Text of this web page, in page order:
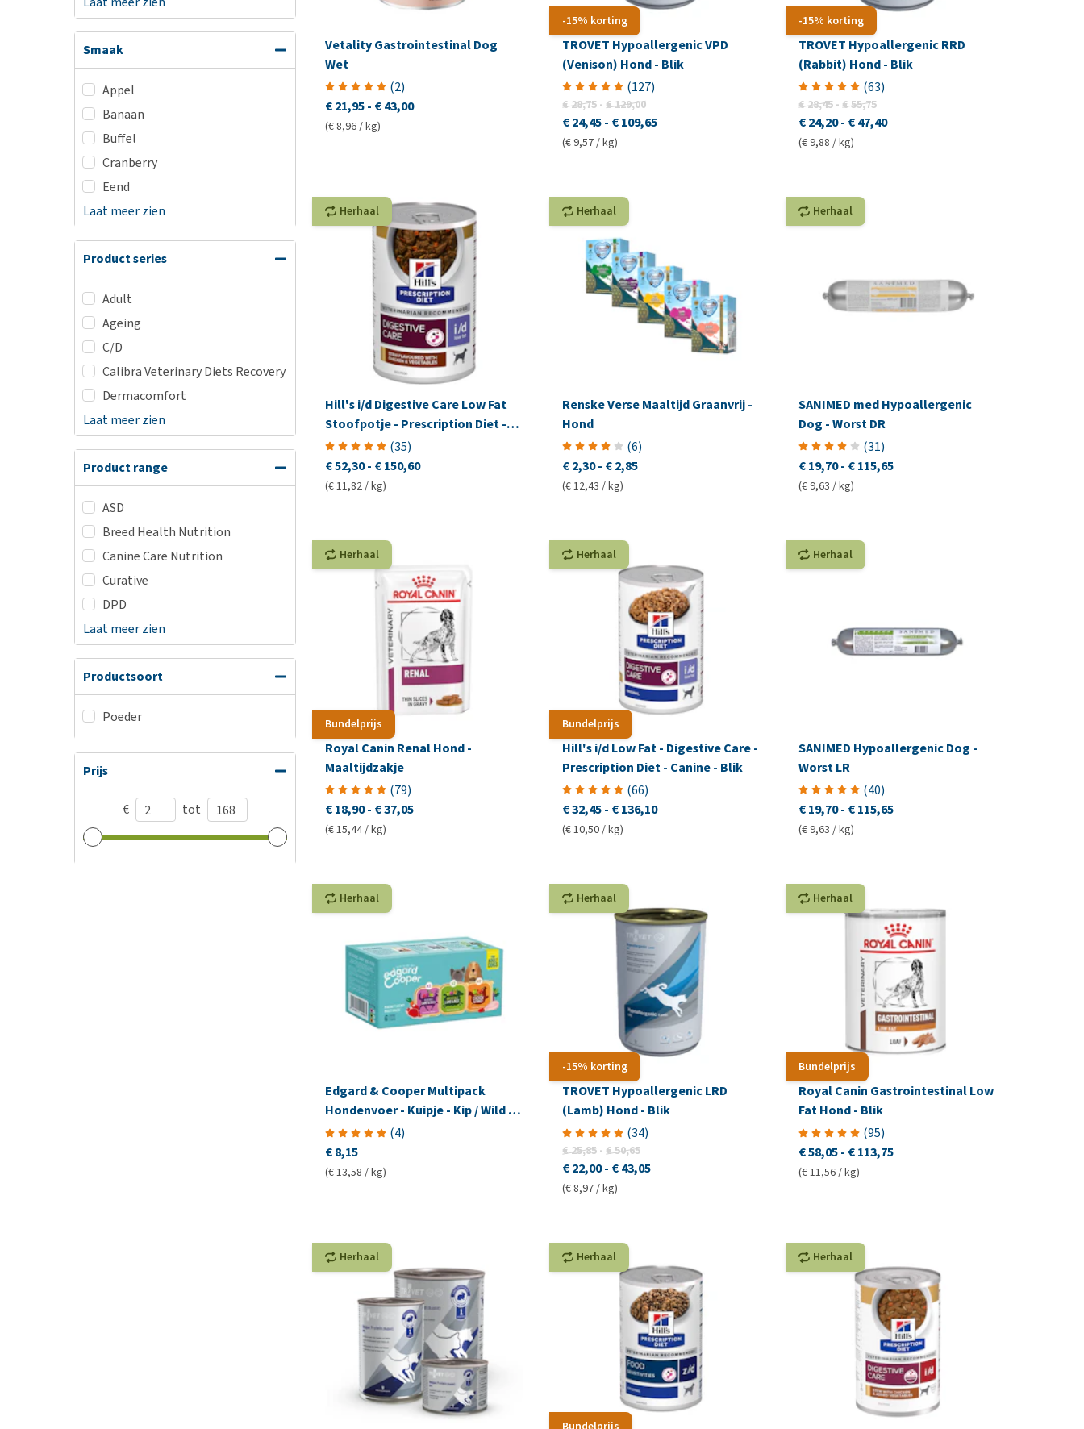
Smaak
Appel
Banaan
Buffel
Cranberry
Eend
Laat meer zien
Product series
Adult
Ageing
C/D
Calibra Veterinary Diets Recovery
Dermacomfort
Laat meer zien
Product range
ASD
Breed Health Nutrition
Canine Care Nutrition
Curative
DPD
Laat meer zien
Productsoort
Poeder
Prijs
€ tot
Vetality Gastrointestinal Dog
Wet
(2)
€ 21,95- € 43,00
(€ 8,96 / kg)
-15% korting
TROVET Hypoallergenic VPD
(Venison) Hond - Blik
(127)
€ 28,75 - € 129,00
€ 24,45 - € 109,65
(€ 9,57 / kg)
-15% korting
TROVET Hypoallergenic RRD
(Rabbit) Hond - Blik
(63)
€ 28,45 - € 55,75
€ 24,20- € 47,40
(€ 9,88 / kg)
Herhaal
Hill's i/d Digestive Care Low Fat
Stoofpotje - Prescription Diet -
Canine
(35)
€ 52,30- € 150,60
(€ 11,82 / kg)
Herhaal
Renske Verse Maaltijd Graanvrij -
Hond
(6)
€ 2,30 - € 2,85
(€ 12,43 / kg)
Herhaal
SANIMED med Hypoallergenic
Dog - Worst DR
(31)
€ 19,70- € 115,65
(€ 9,63 / kg)
Bundelprijs
Herhaal
Royal Canin Renal Hond -
Maaltijdzakje
(79)
€ 18,90- € 37,05
(€ 15,44 / kg)
Bundelprijs
Herhaal
Hill's i/d Low Fat - Digestive Care -
Prescription Diet - Canine - Blik
(66)
€ 32,45 - € 136,10
(€ 10,50 / kg)
Herhaal
SANIMED Hypoallergenic Dog -
Worst LR
(40)
€ 19,70- € 115,65
(€ 9,63 / kg)
Herhaal
Edgard & Cooper Multipack
Hondenvoer - Kuipje - Kip / Wild &
Lam
(4)
€ 8,15
(€ 13,58 / kg)
-15% korting
Herhaal
TROVET Hypoallergenic LRD
(Lamb) Hond - Blik
(34)
€ 25,85 - € 50,65
€ 22,00 - € 43,05
(€ 8,97 / kg)
Bundelprijs
Herhaal
Royal Canin Gastrointestinal Low
Fat Hond - Blik
(95)
€ 58,05- € 113,75
(€ 11,56 / kg)
Herhaal Herhaal Herhaal